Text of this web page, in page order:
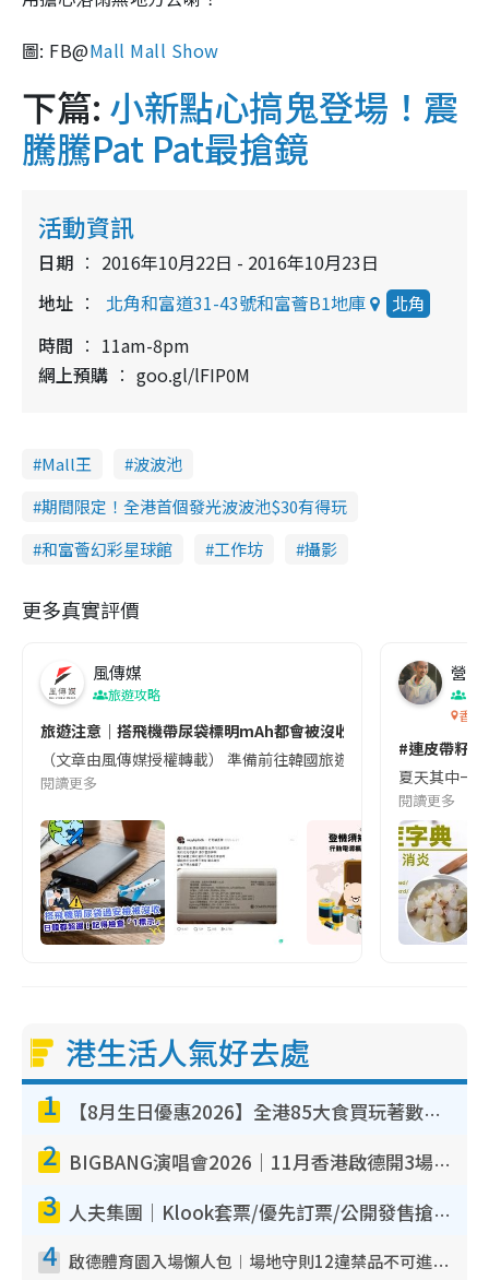
圖: FB@Mall Mall Show
下篇: 小新點心搞鬼登場！震
騰騰Pat Pat最搶鏡
活動資訊
日期
2016年10月22日 - 2016年10月23日
地址
北角和富道31-43號和富薈B1地庫 北角
時間
11am-8pm
網上預購
goo.gl/lFIP0M
Mall王
波波池
期間限定！全港首個發光波波池$30有得玩
和富薈幻彩星球館
工作坊 攝影
更多真實評價
風傳媒
旅遊攻略
旅遊注意｜搭飛機帶尿袋標明mAh都會被沒收😱出發前切記檢查
（文章由風傳媒授權轉載） 準備前往韓國旅遊的民眾，近期要
閱讀更多
營養
香港
#連皮帶籽
夏天其中一
閱讀更多
港生活人氣好去處
1 【8月生日優惠2026】全港85大食買玩著數攻略 自助餐/火鍋放題同行免費＋誠品/DONKI送現金券
2 BIGBANG演唱會2026｜11月香港啟德開3場！實名制VIP申請、優先購票攻略
3 人夫集團｜Klook套票/優先訂票/公開發售搶飛攻略！附票價.購票連結.場地座位表
4 啟德體育園入場懶人包︱場地守則12違禁品不可進場准帶細水樽但全場禁樽蓋！應援牌有限制！